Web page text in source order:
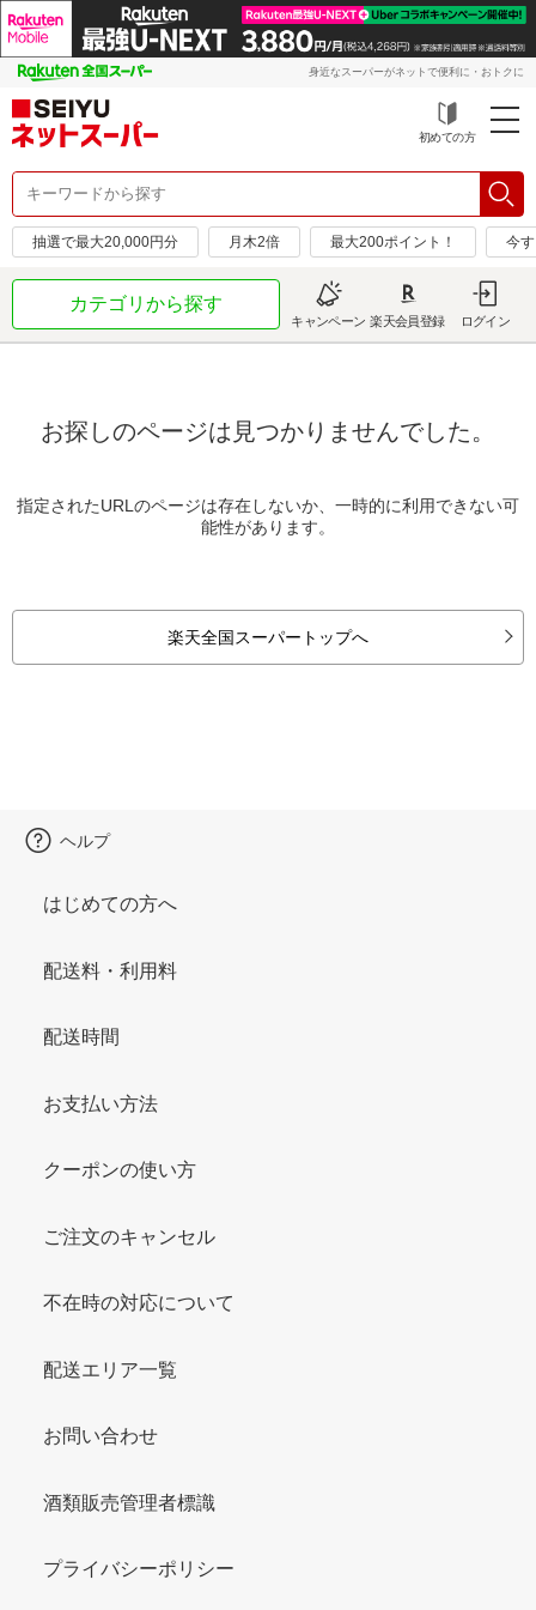
身近なスーパーがネットで便利に・おトクに
初めての方
抽選で最大20,000円分 月木2倍 最大200ポイント！ 今
カテゴリから探す
キャンペーン 楽天会員登録 ログイン
お探しのページは見つかりませんでした。
指定されたURLのページは存在しないか、一時的に利用できない可
能性があります。
楽天全国スーパートップへ
ヘルプ
はじめての方へ
配送料・利用料
配送時間
お支払い方法
クーポンの使い方
ご注文のキャンセル
不在時の対応について
配送エリア一覧
お問い合わせ
酒類販売管理者標識
プライバシーポリシー